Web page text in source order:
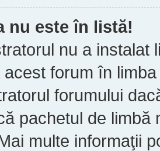
nu este în listă!
nu a instalat
forum în
forumului
pachetul de
multe informaţii